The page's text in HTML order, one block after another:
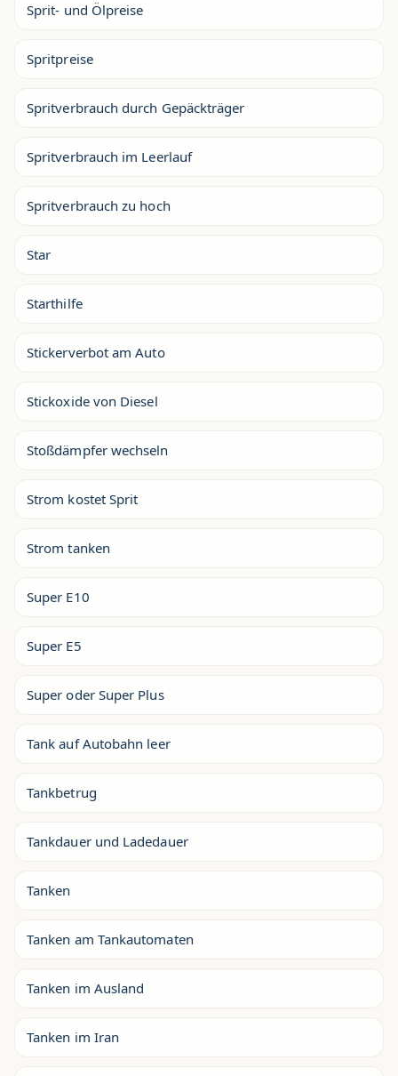
Sprit- und Ölpreise
Spritpreise
Spritverbrauch durch Gepäckträger
Spritverbrauch im Leerlauf
Spritverbrauch zu hoch
Star
Starthilfe
Stickerverbot am Auto
Stickoxide von Diesel
Stoßdämpfer wechseln
Strom kostet Sprit
Strom tanken
Super E10
Super E5
Super oder Super Plus
Tank auf Autobahn leer
Tankbetrug
Tankdauer und Ladedauer
Tanken
Tanken am Tankautomaten
Tanken im Ausland
Tanken im Iran